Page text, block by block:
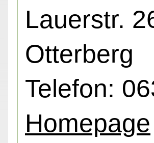
Lauerstr.
Otterberg
Telefon:
Homepage